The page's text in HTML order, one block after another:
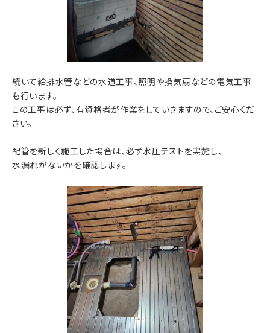
続いて給排水管などの水道工事、照明や換気扇などの電気工事
も行います。
この工事は必ず、有資格者が作業をしていきますので、ご安心くだ
さい。
配管を新しく施工した場合は、必ず水圧テストを実施し、
水漏れがないかを確認します。